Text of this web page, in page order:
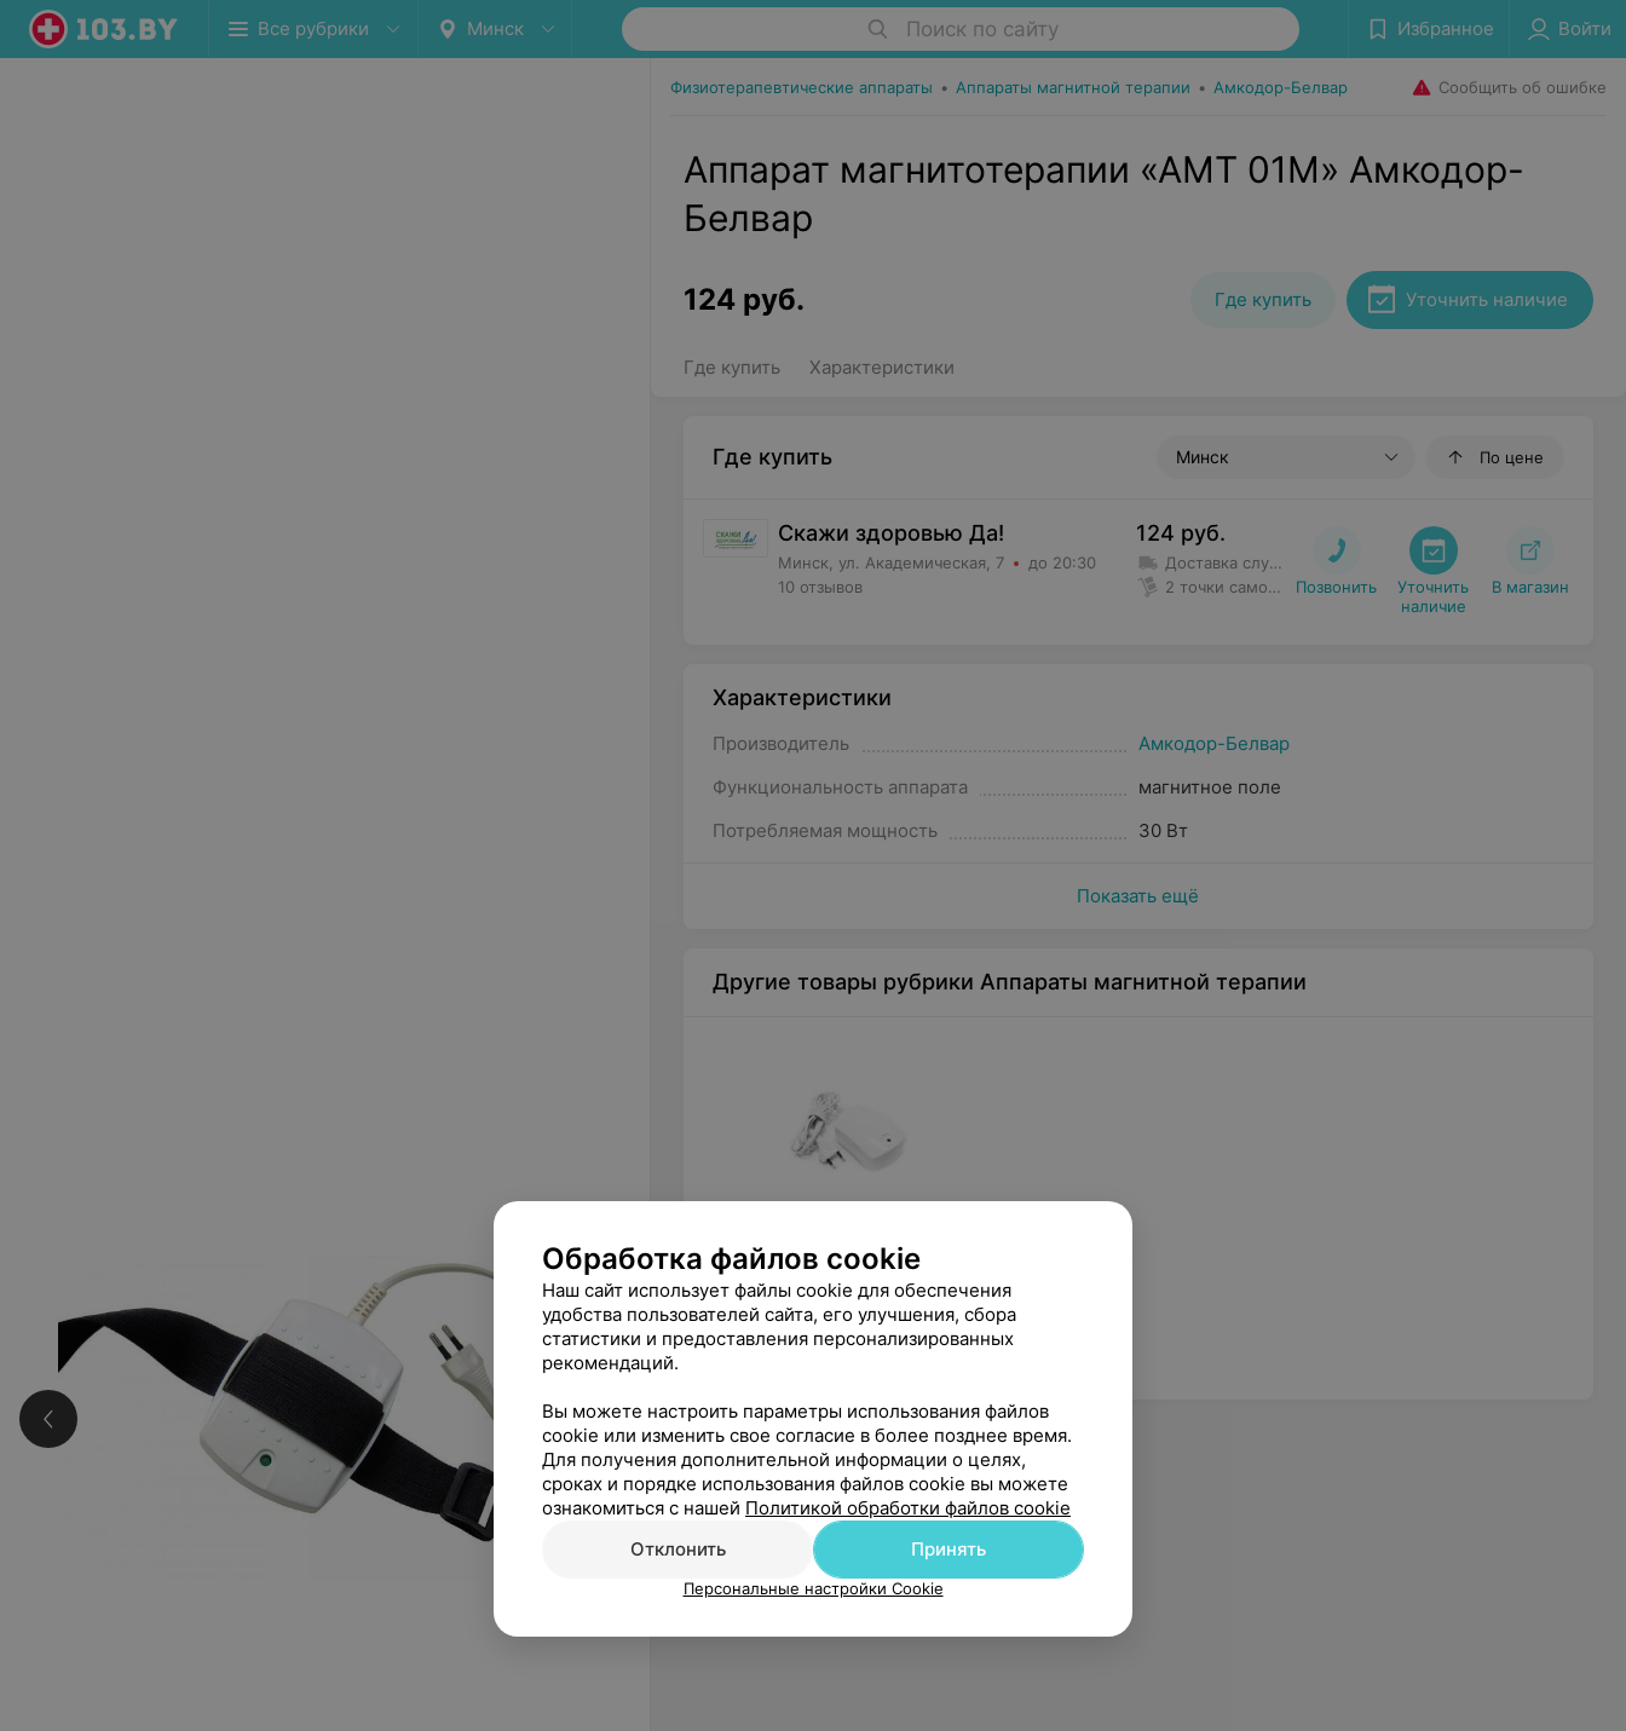
Все рубрики Минск Поиск по сайту Избранное Войти
Физиотерапевтические аппараты • Аппараты магнитной терапии • Амкодор-Белвар Сообщить об ошибке
Аппарат магнитотерапии «АМТ 01М» Амкодор-
Белвар
124 руб. Где купить Уточнить наличие
Где купить Характеристики
Где купить Минск По цене
Скажи здоровью Да!
Минск, ул. Академическая, 7
до 20:30
10 отзывов
124 руб.
Доставка службой такси
Доставка осуществляется
2 точки самовывоза
Позвонить
Уточнить
наличие
В магазин
Характеристики
Производитель
Амкодор-Белвар
Функциональность аппарата
магнитное поле
Потребляемая мощность
30 Вт
Показать ещё
Другие товары рубрики Аппараты магнитной терапии
113,46 руб.
Амкодор-Белвар Аппарат
магнитотерапии АМТ-01
«Скажи здоровью Да!»
Обработка файлов cookie
Наш сайт использует файлы cookie для обеспечения
удобства пользователей сайта, его улучшения, сбора
статистики и предоставления персонализированных
рекомендаций.
Вы можете настроить параметры использования файлов
cookie или изменить свое согласие в более позднее время.
Для получения дополнительной информации о целях,
сроках и порядке использования файлов cookie вы можете
ознакомиться с нашей Политикой обработки файлов cookie
Отклонить
Принять
Персональные настройки Cookie